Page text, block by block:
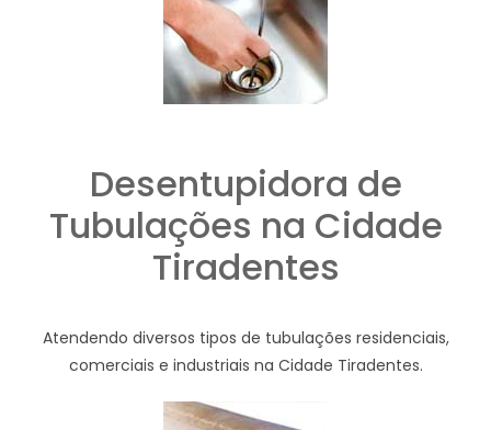
Desentupidora de
Tubulações na Cidade
Tiradentes
Atendendo diversos tipos de tubulações residenciais,
comerciais e industriais na Cidade Tiradentes.